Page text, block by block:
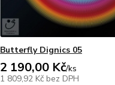
Butterfly Dignics 05
2 190,00 Kč/ks
1 809,92 Kč bez DPH